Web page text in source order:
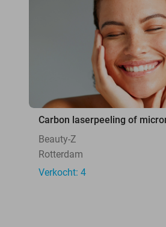
Carbon laserpeeling of
Beauty-Z
Rotterdam
Verkocht: 4